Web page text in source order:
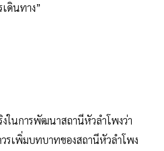
ดินทาง”
นการพัฒนาสถานีหัวลำโพงว่า
วรเพิ่มบทบาทของสถานีหัวลำโพง